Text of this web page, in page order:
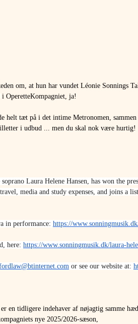
om, at hun har vundet Léonie Sonnings
OperetteKompagniet, ja!
helt tæt på i det intime Metronomen,
i udbud ... men du skal nok være hurtig!
Laura Helene Hansen, has won the
media and study expenses, and joins a
in performance: https://
here: https://www.sonningmusik.dk/laura-
or see our website at:
en tidligere indehaver af nøjagtig samme
nye 2025/2026-sæson,